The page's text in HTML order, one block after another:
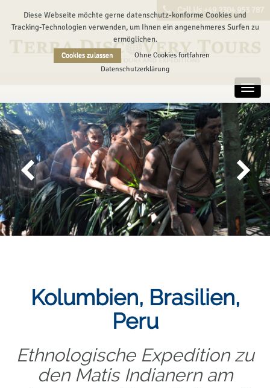
Call Us +49 2304 953 787
Kolumbien, Brasilien,
Peru
Ethnologische Expedition zu
den Matis Indianern am
Diese Webseite möchte gerne datenschutz-konforme Cookies und
Tracking-Technologien verwenden, um Ihnen ein angenehmeres Surfen zu
ermöglichen.
Cookies zulassen
Ohne Cookies fortfahren
Datenschutzerklärung